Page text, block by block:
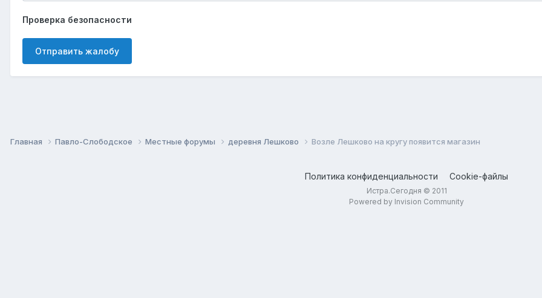
Проверка безопасности
Отправить жалобу
Главная Павло-Слободское Местные форумы деревня Лешково Возле Лешково на кругу появится магазин
Политика конфиденциальности Cookie-файлы
Истра.Сегодня © 2011
Powered by Invision Community